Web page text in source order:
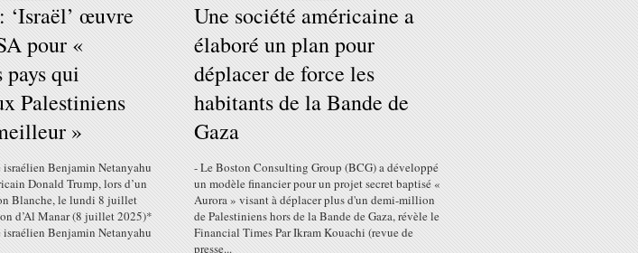
‘Israël’ œuvre
pour «
pays qui
Palestiniens
»
Benjamin Netanyahu
Donald Trump, lors d’un
Blanche, le lundi 8 juillet
d’Al Manar (8 juillet 2025)*
Benjamin Netanyahu
Une société américaine a
élaboré un plan pour
déplacer de force les
habitants de la Bande de
Gaza
- Le Boston Consulting Group (BCG) a développé
un modèle financier pour un projet secret baptisé «
Aurora » visant à déplacer plus d'un demi-million
de Palestiniens hors de la Bande de Gaza, révèle le
Financial Times Par Ikram Kouachi (revue de
presse...